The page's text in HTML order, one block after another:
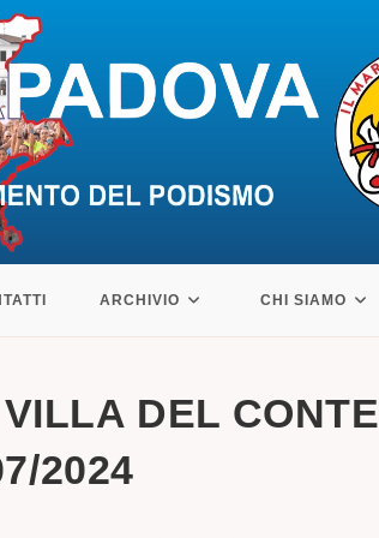
ARCHIVIO CHI SIAMO
DEL CONTE
2024